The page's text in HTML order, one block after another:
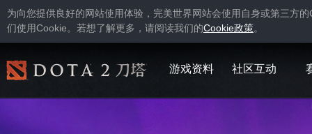
为向您提供良好的网站使用体验，完美世界网站会使用自身或第三方的
们使用Cookie。若想了解更多，请阅读我们的Cookie政策。
游戏资料 社区互动